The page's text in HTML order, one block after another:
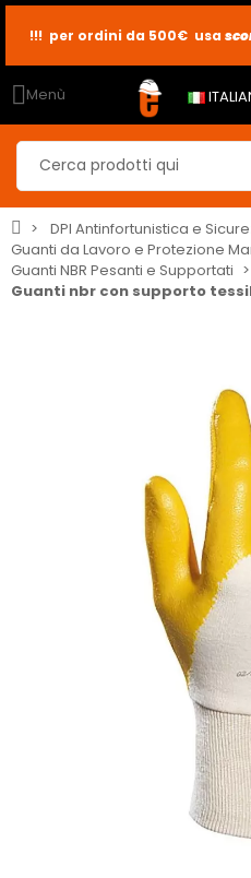
!!! per ordini da 500€ usa
Menù
DPI Antinfortunistica e
Guanti da Lavoro e Protezione
Guanti NBR Pesanti e Supportati
Guanti nbr con supporto